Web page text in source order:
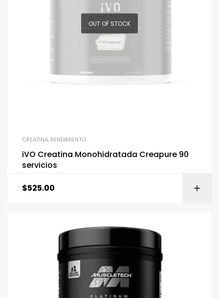
OUT OF STOCK
CREATINA, RENDIMIENTO
iVO Creatina Monohidratada Creapure 90
servicios
$525.00